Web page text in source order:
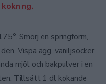
Smörj en springform,
Vispa ägg, vaniljsocker
mjöl och bakpulver i en
Tillsätt 1 dl kokande